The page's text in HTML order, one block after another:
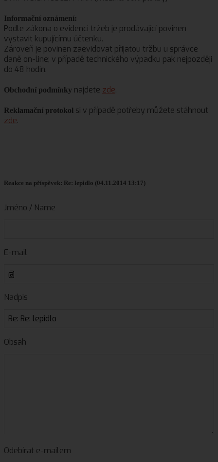
Informační oznámení:
Podle zákona o evidenci tržeb je prodávající povinen
vystavit kupujícímu účtenku.
Zároveň je povinen zaevidovat přijatou tržbu u správce
daně on-line; v případě technického výpadku pak nejpozději
do 48 hodin.
Obchodní podmínky najdete zde.
Reklamační protokol si v případě potřeby můžete stáhnout
zde.
Reakce na příspěvek: Re: lepidlo (04.11.2014 13:17)
Jméno / Name
E-mail
Nadpis
Obsah
Odebírat e-mailem